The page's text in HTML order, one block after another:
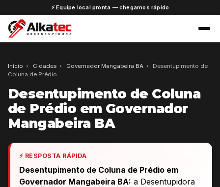
⚡ Equipe local pronta — chegamos rápido
Início › Cidades › Governador Mangabeira BA ›
Desentupimento de
Coluna de Prédio
Desentupimento de Coluna
de Prédio em Governador
Mangabeira BA
⚡ RESPOSTA RÁPIDA
Desentupimento de Coluna de Prédio em
Governador Mangabeira BA: a Desentupidora